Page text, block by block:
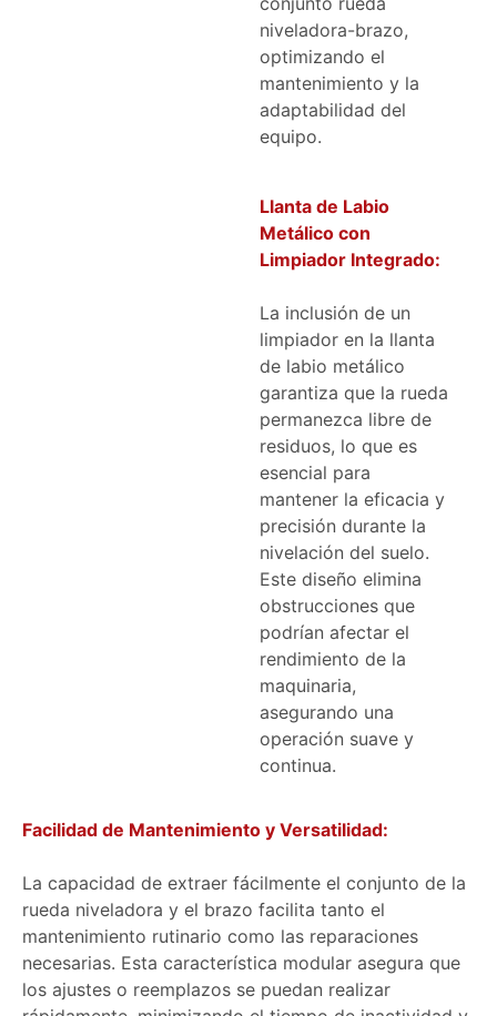
niveladora-brazo,
optimizando el
mantenimiento y la
adaptabilidad del
equipo.
Llanta de Labio
Metálico con
Limpiador Integrado:
La inclusión de un
limpiador en la llanta
de labio metálico
garantiza que la rueda
permanezca libre de
residuos, lo que es
esencial para
mantener la eficacia y
precisión durante la
nivelación del suelo.
Este diseño elimina
obstrucciones que
podrían afectar el
rendimiento de la
maquinaria,
asegurando una
operación suave y
continua.
Facilidad de Mantenimiento y Versatilidad:
La capacidad de extraer fácilmente el conjunto de la
rueda niveladora y el brazo facilita tanto el
mantenimiento rutinario como las reparaciones
necesarias. Esta característica modular asegura que
los ajustes o reemplazos se puedan realizar